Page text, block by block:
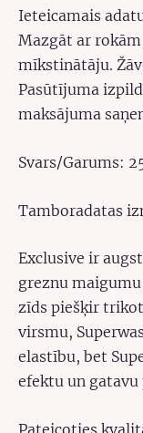
Ieteicamais
Mazgāt ar
mīkstinātāju.
Pasūtījuma
maksājuma
Svars/Garums:
Tamboradatas
Exclusive ir
greznu
zīds piešķir
virsmu,
elastību, bet
efektu un
Pateicoties